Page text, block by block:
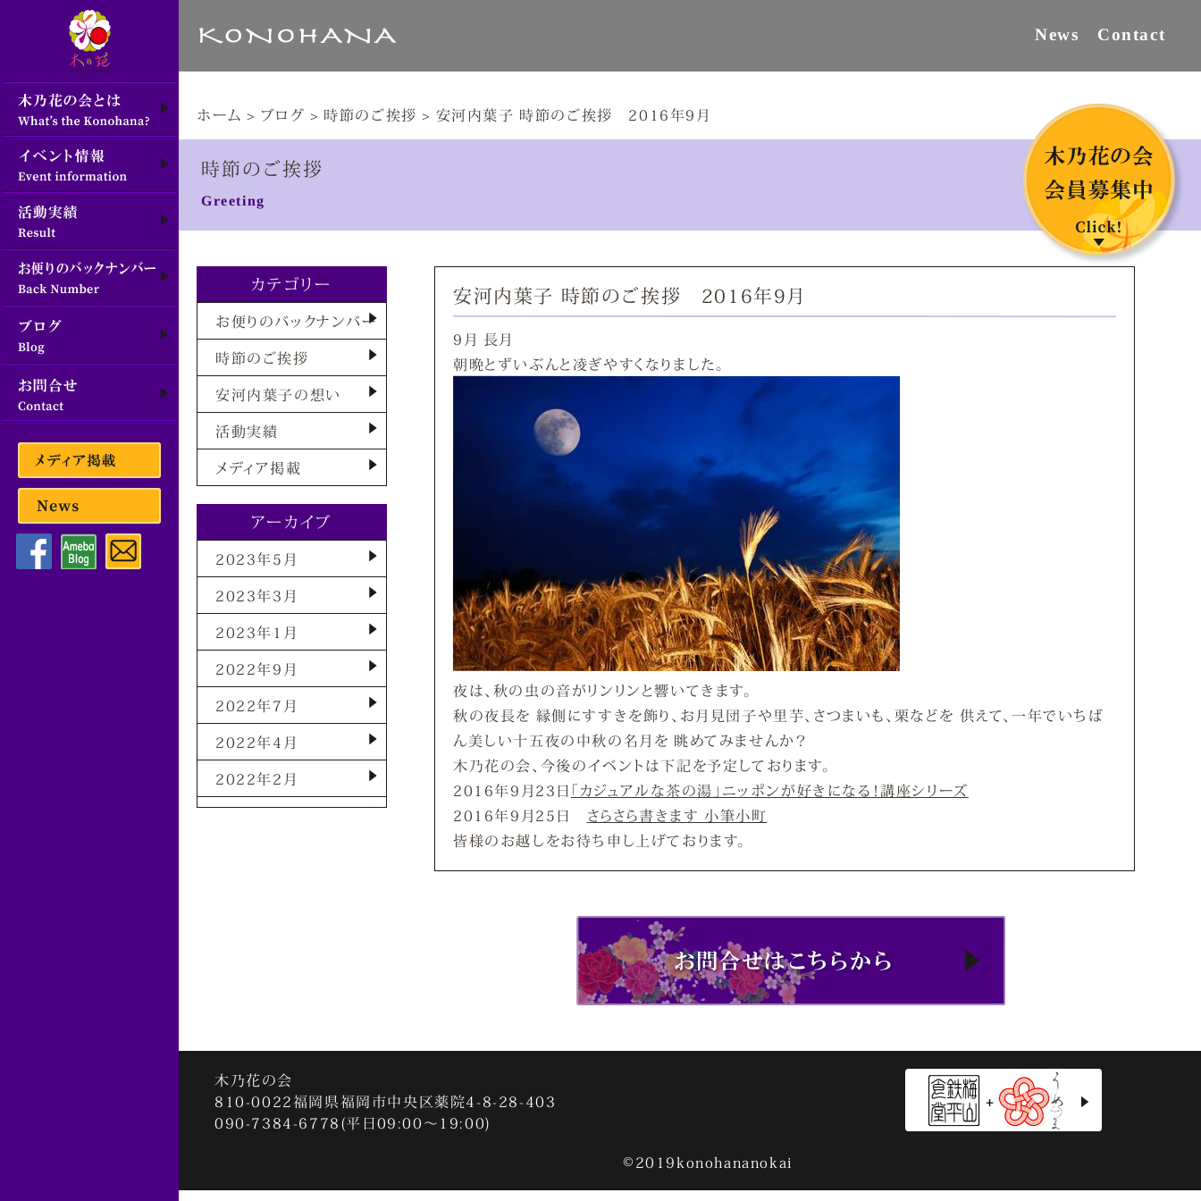
News Contact
ホーム > ブログ > 時節のご挨拶 > 安河内葉子 時節のご挨拶 2016年9月
時節のご挨拶
Greeting
安河内葉子 時節のご挨拶 2016年9月
9月 長月
朝晩とずいぶんと凌ぎやすくなりました。
夜は、秋の虫の音がリンリンと響いてきます。
秋の夜長を 縁側にすすきを飾り、お月見団子や里芋、さつまいも、栗などを 供えて、一年でいちば
ん美しい十五夜の中秋の名月を 眺めてみませんか？
木乃花の会、今後のイベントは下記を予定しております。
2016年9月23日 「カジュアルな茶の湯」ニッポンが好きになる！講座シリーズ
2016年9月25日 さらさら書きます 小筆小町
皆様のお越しをお待ち申し上げております。
カテゴリー
お便りのバックナンバー
時節のご挨拶
安河内葉子の想い
活動実績
メディア掲載
アーカイブ
2023年5月
2023年3月
2023年1月
2022年9月
2022年7月
2022年4月
2022年2月
2021年3月
2020年12月
木乃花の会
810-0022福岡県福岡市中央区薬院4-8-28-403
090-7384-6778(平日09:00～19:00)
©2019konohananokai